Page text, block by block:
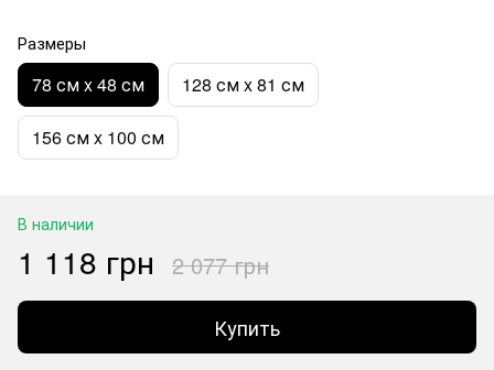
Размеры
78 см x 48 см 128 см x 81 см
156 см x 100 см
В наличии
1 118 грн 2 077 грн
Купить